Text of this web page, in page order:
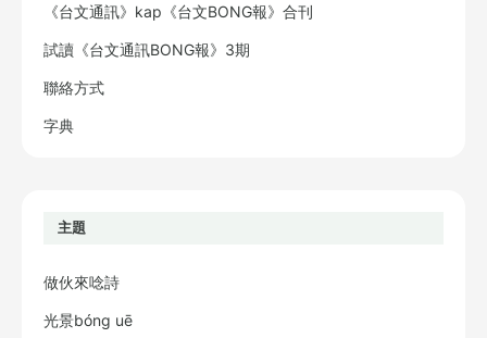
《台文通訊》kap《台文BONG報》合刊
試讀《台文通訊BONG報》3期
聯絡方式
字典
主題
做伙來唸詩
光景bóng uē